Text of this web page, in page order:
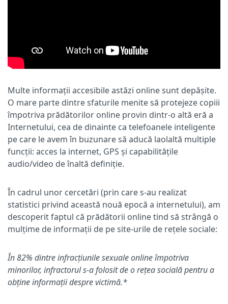
Multe informații accesibile astăzi online sunt depășite.
O mare parte dintre sfaturile menite să protejeze copiii
împotriva prădătorilor online provin dintr-o altă eră a
Internetului, cea de dinainte ca telefoanele inteligente
pe care le avem în buzunare să aducă laolaltă multiple
funcții: acces la internet, GPS și capabilitățile
audio/video de înaltă definiție.
În cadrul unor cercetări (prin care s-au realizat
statistici privind această nouă epocă a internetului), am
descoperit faptul că prădătorii online tind să strângă o
mulțime de informații de pe site-urile de rețele sociale:
În 82% dintre infracțiunile sexuale online împotriva
minorilor, infractorul s-a folosit de o rețea socială pentru a
obține informații despre victimă.*